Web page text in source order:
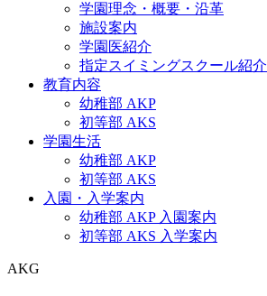
学園理念・概要・沿革
施設案内
学園医紹介
指定スイミングスクール紹介
教育内容
幼稚部 AKP
初等部 AKS
学園生活
幼稚部 AKP
初等部 AKS
入園・入学案内
幼稚部 AKP 入園案内
初等部 AKS 入学案内
AKG